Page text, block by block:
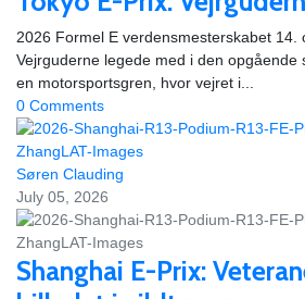
2026 Formel E verdensmesterskabet 14.
Vejrguderne legede med i den
en motorsportsgren, hvor vejret i...
0 Comments
Søren Clauding
July 05, 2026
Shanghai E-Prix: